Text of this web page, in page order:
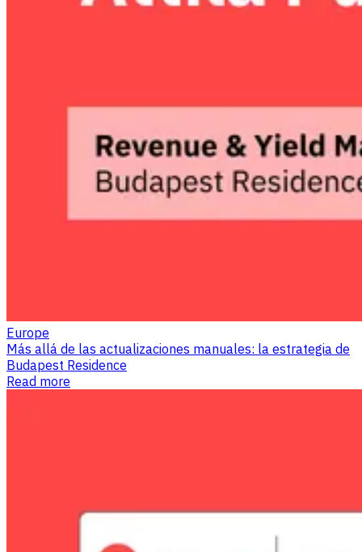
Europe
Más allá de las actualizaciones manuales: la estrategia de
Budapest Residence
Read more